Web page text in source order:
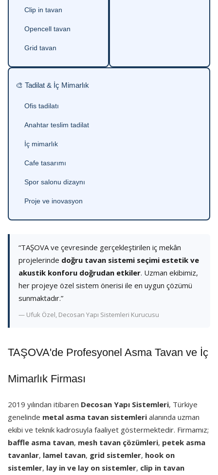
Clip in tavan
Opencell tavan
Grid tavan
🎨 Tadilat & İç Mimarlık
Ofis tadilatı
Anahtar teslim tadilat
İç mimarlık
Cafe tasarımı
Spor salonu dizaynı
Proje ve inovasyon
“TAŞOVA ve çevresinde gerçekleştirilen iç mekân
projelerinde doğru tavan sistemi seçimi estetik ve
akustik konforu doğrudan etkiler. Uzman ekibimiz,
her projeye özel sistem önerisi ile en uygun çözümü
sunmaktadır.”
— Ufuk Özel, Decosan Yapı Sistemleri Kurucusu
TAŞOVA'de Profesyonel Asma Tavan ve İç
Mimarlık Firması
2019 yılından itibaren Decosan Yapı Sistemleri, Türkiye
genelinde metal asma tavan sistemleri alanında uzman
ekibi ve teknik kadrosuyla faaliyet göstermektedir. Firmamız;
baffle asma tavan, mesh tavan çözümleri, petek asma
tavanlar, lamel tavan, grid sistemler, hook on
sistemler, lay in ve lay on sistemler, clip in tavan